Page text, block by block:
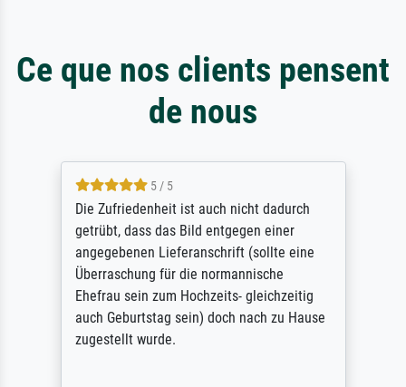
Ce que nos clients pensent
de nous
5 / 5
Die Zufriedenheit ist auch nicht dadurch
getrübt, dass das Bild entgegen einer
angegebenen Lieferanschrift (sollte eine
Überraschung für die normannische
Ehefrau sein zum Hochzeits- gleichzeitig
auch Geburtstag sein) doch nach zu Hause
zugestellt wurde.